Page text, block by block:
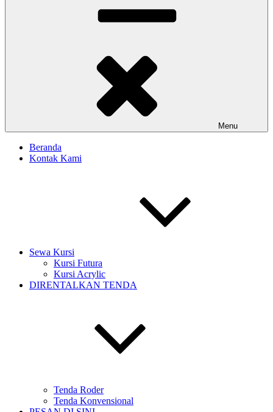
Menu
Beranda
Kontak Kami
Sewa Kursi
Kursi Futura
Kursi Acrylic
DIRENTALKAN TENDA
Tenda Roder
Tenda Konvensional